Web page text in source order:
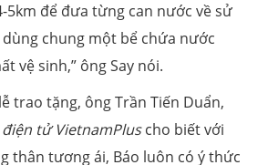
5km để đưa từng can nước về sử
chung một bể chứa nước
vệ sinh,” ông Say nói.
trao tặng, ông Trần Tiến Duẩn,
điện tử VietnamPluscho biết với
thân tương ái, Báo luôn có ý thức